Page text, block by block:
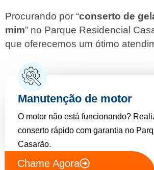
Procurando por “conserto de
mim” no Parque Residencial
que oferecemos um ótimo
Manutenção de motor
O motor não está funcionando?
conserto rápido com garantia no
Casarão.
Chame Agora